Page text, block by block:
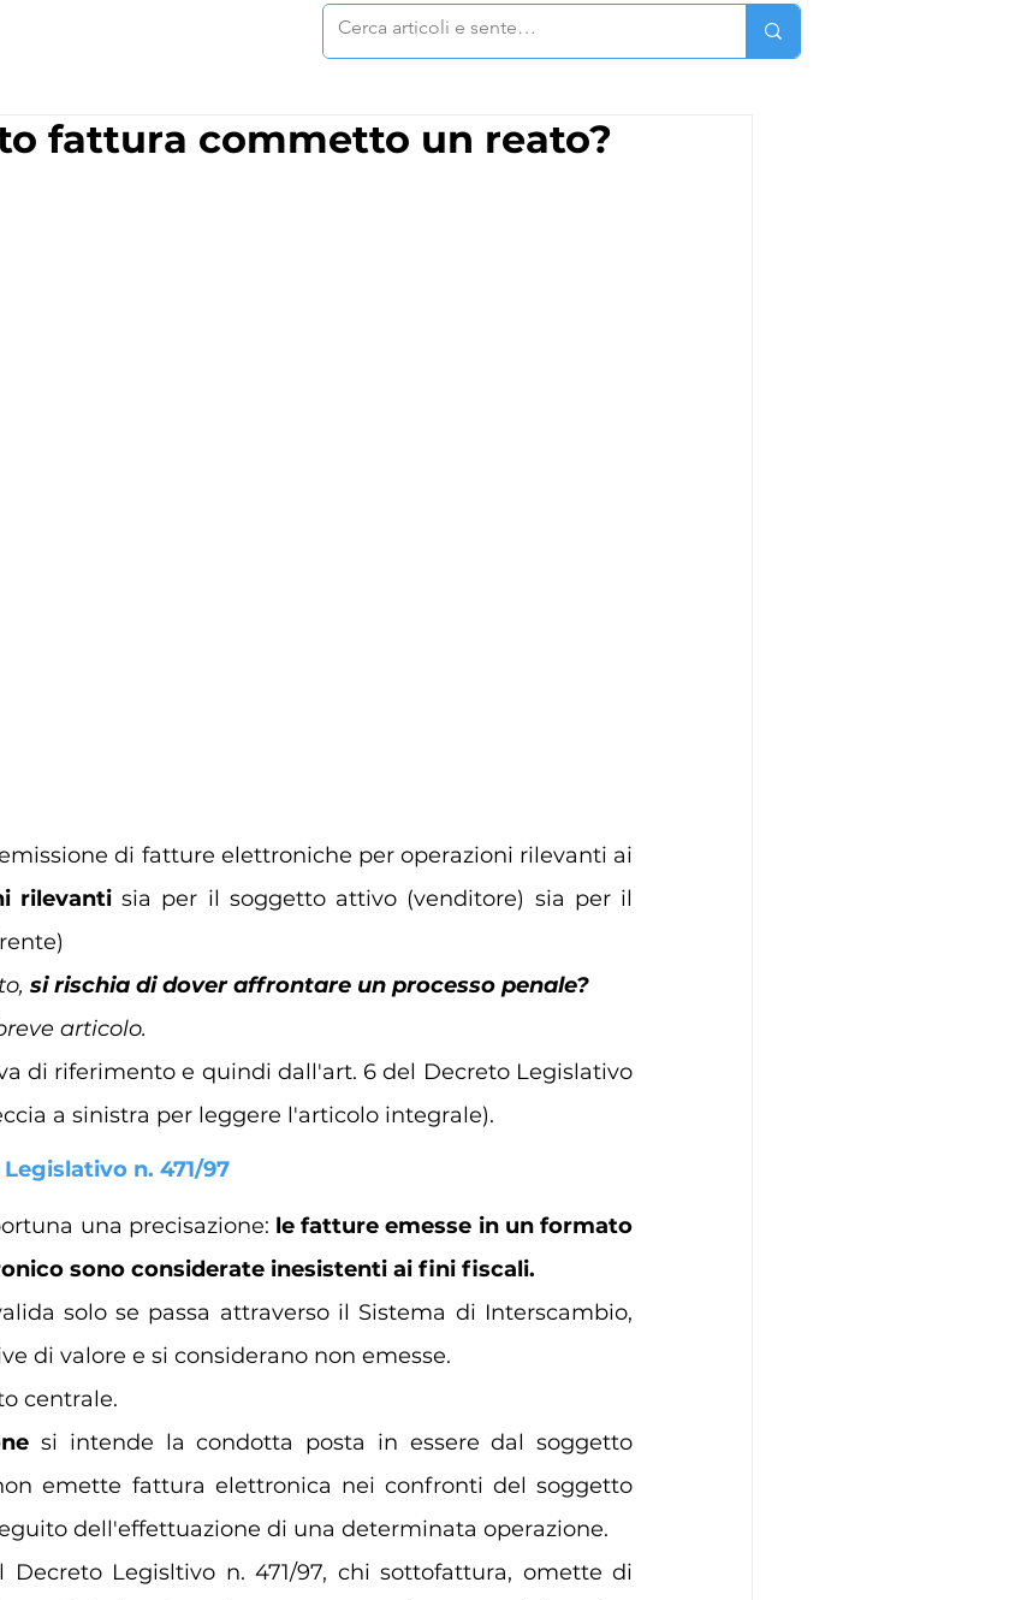
fattura commetto un reato?
di fatture elettroniche per operazioni rilevanti ai
rilevanti sia per il soggetto attivo (venditore) sia per il
si rischia di dover affrontare un processo penale?
articolo.
di riferimento e quindi dall'art. 6 del Decreto Legislativo
a sinistra per leggere l'articolo integrale).
n. 471/97
una precisazione: le fatture emesse in un formato
sono considerate inesistenti ai fini fiscali.
solo se passa attraverso il Sistema di Interscambio,
di valore e si considerano non emesse.
centrale.
si intende la condotta posta in essere dal soggetto
emette fattura elettronica nei confronti del soggetto
dell'effettuazione di una determinata operazione.
Decreto Legisltivo n. 471/97, chi sottofattura, omette di